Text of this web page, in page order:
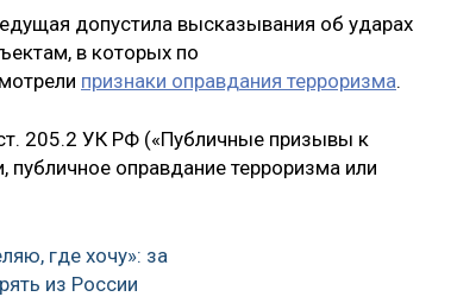
допустила высказывания об ударах
в которых по
признаки оправдания терроризма.
205.2 УК РФ («Публичные призывы к
публичное оправдание терроризма или
где хочу»: за
из России